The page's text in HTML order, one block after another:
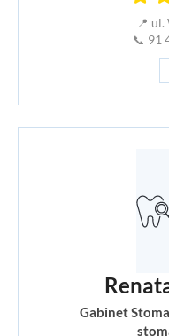
📍 ul.
📞 91
Gabinet